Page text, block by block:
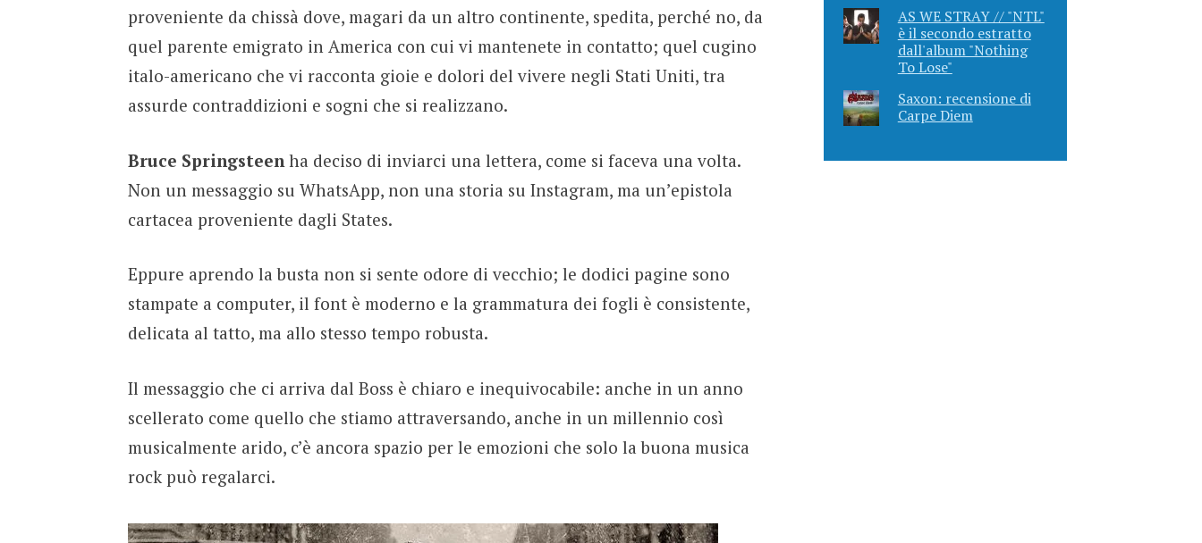
proveniente da chissà dove, magari da un altro continente, spedita, perché no, da
quel parente emigrato in America con cui vi mantenete in contatto; quel cugino
italo-americano che vi racconta gioie e dolori del vivere negli Stati Uniti, tra
assurde contraddizioni e sogni che si realizzano.
Bruce Springsteenha deciso di inviarci una lettera, come si faceva una volta.
Non un messaggio su WhatsApp, non una storia su Instagram, ma un’epistola
cartacea proveniente dagli States.
Eppure aprendo la busta non si sente odore di vecchio; le dodici pagine sono
stampate a computer, il font è moderno e la grammatura dei fogli è consistente,
delicata al tatto, ma allo stesso tempo robusta.
Il messaggio che ci arriva dal Boss è chiaro e inequivocabile: anche in un anno
scellerato come quello che stiamo attraversando, anche in un millennio così
musicalmente arido, c’è ancora spazio per le emozioni che solo la buona musica
rock può regalarci.
AS WE STRAY // "NTL"
è il secondo estratto
dall'album "Nothing
To Lose"
Saxon: recensione di
Carpe Diem